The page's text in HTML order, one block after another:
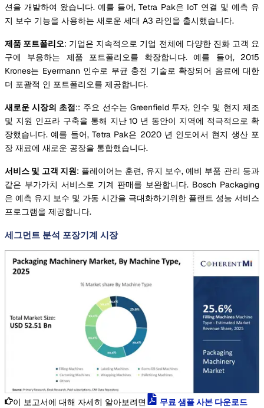
션을 개발하여 왔습니다. 예를 들어, Tetra Pak은 IoT 연결 및 예측 유
지 보수 기능을 사용하는 새로운 세대 A3 라인을 출시했습니다.
제품 포트폴리오: 기업은 지속적으로 기업 전체에 다양한 진화 고객 요
구에 부응하는 제품 포트폴리오를 확장합니다. 예를 들어, 2015
Krones는 Eyermann 인수로 무균 충전 기술로 확장되어 음료에 대한
더 포괄적 인 포트폴리오를 제공합니다.
새로운 시장의 초점:: 주요 선수는 Greenfield 투자, 인수 및 현지 제조
및 지원 인프라 구축을 통해 지난 10 년 동안이 지역에 적극적으로 확
장했습니다. 예를 들어, Tetra Pak은 2020 년 인도에서 현지 생산 포
장 재료에 새로운 공장을 통합했습니다.
서비스 및 고객 지원: 플레이어는 훈련, 유지 보수, 예비 부품 관리 등과
같은 부가가치 서비스로 기계 판매를 보완합니다. Bosch Packaging
은 예측 유지 보수 및 가동 시간을 극대화하기위한 플랜트 성능 서비스
프로그램을 제공합니다.
세그먼트 분석 포장기계 시장
이 보고서에 대해 자세히 알아보려면 무료 샘플 사본 다운로드